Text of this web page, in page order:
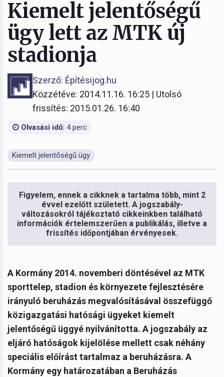
Kiemelt jelentőségű
ügy lett az MTK új
stadionja
Szerző: Építésijog.hu
Közzétéve: 2014.11.16. 16:25 | Utolsó
frissítés: 2015.01.26. 16:40
Olvasási idő: 4 perc
Kiemelt jelentőségű ügy
Figyelem, ennek a cikknek a tartalma több, mint 2
évvel ezelőtt született. A jogszabály-
változásokról tájékoztató cikkeinkben található
információk értelemszerűen a publikálás, illetve a
frissítés időpontjában érvényesek.
A Kormány 2014. novemberi döntésével az MTK
sporttelep, stadion és környezete fejlesztésére
irányuló beruházás megvalósításával összefüggő
közigazgatási hatósági ügyeket kiemelt
jelentőségű üggyé nyilvánította. A jogszabály az
eljáró hatóságok kijelölése mellett csak néhány
speciális előírást tartalmaz a beruházásra. A
Kormány egy határozatában a Beruházás